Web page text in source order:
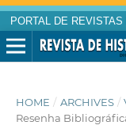
PORTAL DE REVISTAS
HOME / ARCHIVES /
Resenha